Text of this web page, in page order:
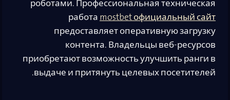
роботами. Профессиональная техническая
работаmostbet официальный сайт
предоставляет оперативную загрузку
контента. Владельцы веб-ресурсов
приобретают возможность улучшить ранги в
выдаче и притянуть целевых посетителей.